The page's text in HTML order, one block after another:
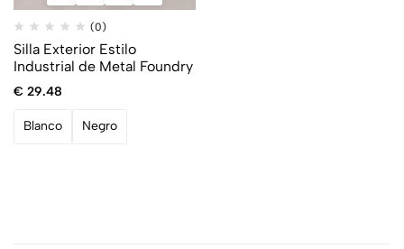
(0)
Silla Exterior Estilo
Industrial de Metal Foundry
€ 29.48
Blanco Negro